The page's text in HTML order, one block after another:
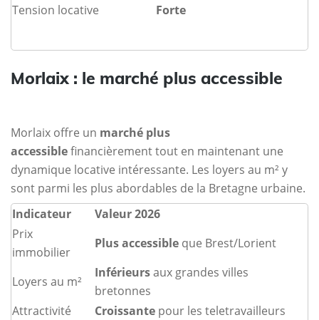
Tension locative
Forte
Morlaix : le marché plus accessible
Morlaix offre un marché plus
accessiblefinancièrement tout en maintenant une
dynamique locative intéressante. Les loyers au m² y
sont parmi les plus abordables de la Bretagne urbaine.
Indicateur
Valeur 2026
Prix
immobilier
Plus accessible que Brest/Lorient
Loyers au m²
Inférieursaux grandes villes
bretonnes
Attractivité
Croissante pour les teletravailleurs